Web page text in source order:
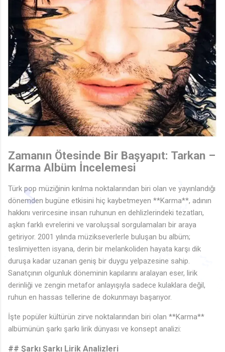
Zamanın Ötesinde Bir Başyapıt: Tarkan –
Karma Albüm İncelemesi
Türk pop müziğinin kırılma noktalarından biri olan ve yayınlandığı
dönemden bugüne etkisini hiç kaybetmeyen **Karma**, adının
hakkını verircesine insan ruhunun en dehlizlerindeki tezatları,
aşkın farklı evrelerini ve varoluşsal sorgulamaları bir araya
getiriyor. 2001 yılında müzikseverlerle buluşan bu albüm;
teslimiyetten isyana, derin bir melankoliden hayata karşı dik
duruşa kadar uzanan geniş bir duygu yelpazesine sahip.
Sanatçının olgunluk döneminin kapılarını aralayan eser, lirik
derinliği ve zengin metafor anlayışıyla sadece kulaklara değil,
ruhun en hassas tellerine de dokunmayı başarıyor.
İşte popüler kültürün zirve noktalarından biri olan **Karma**
albümünün şarkı şarkı lirik dünyası ve konsept analizi:
## Şarkı Şarkı Lirik Analizleri
♬
🎵 ♫
🎶
🎵 🎶
🎶
♫
♪
♩
🎶
♩
♪
🎵
🎶
♪
♬
♩
🎵